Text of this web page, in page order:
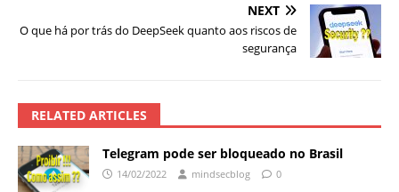
NEXT
O que há por trás do DeepSeek quanto aos riscos de
segurança
RELATED ARTICLES
Telegram pode ser bloqueado no Brasil
14/02/2022 mindsecblog 0